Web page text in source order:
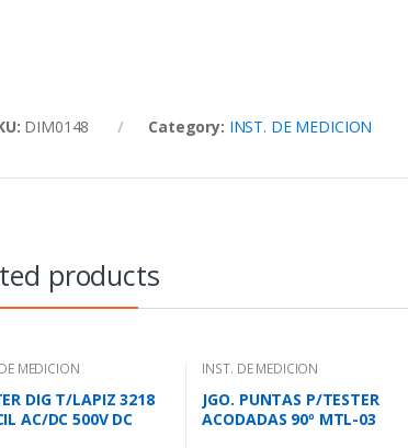
DIM0148 Category: INST. DE MEDICION
products
MEDICION
DIG T/LAPIZ 3218
AC/DC 500V DC
INST. DE MEDICION
JGO. PUNTAS P/TESTER
ACODADAS 90º MTL-03